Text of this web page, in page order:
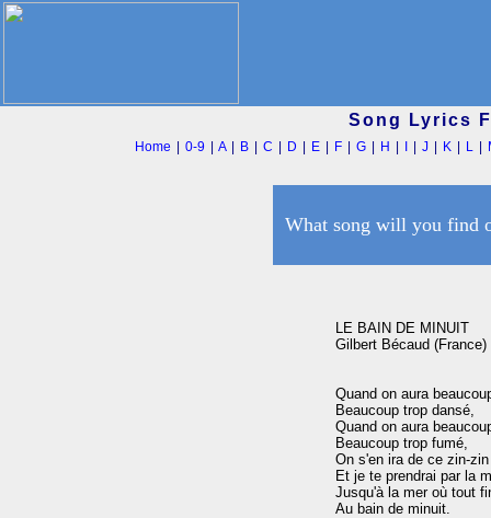
Song Lyrics
Home |0-9 |A| B |C D E F |G H |J K L
What song will you find
LE BAIN DE MINUIT
Gilbert Bécaud (France)
Quand on aura
Beaucoup trop dansé,
Quand on aura
Beaucoup trop fumé,
On s'en ira de ce zin-zin
Et je te prendrai par la
Jusqu'à la mer où tout
Au bain de minuit.